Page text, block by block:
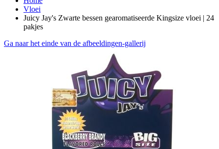
Vloei
Juicy Jay's Zwarte bessen gearomatiseerde Kingsize vloei | 24
pakjes
Ga naar het einde van de afbeeldingen-gallerij